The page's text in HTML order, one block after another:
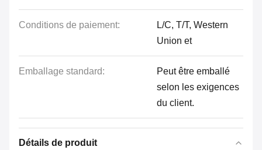
Conditions de paiement:
L/C, T/T, Western
Union et
Emballage standard:
Peut être emballé
selon les exigences
du client.
Détails de produit